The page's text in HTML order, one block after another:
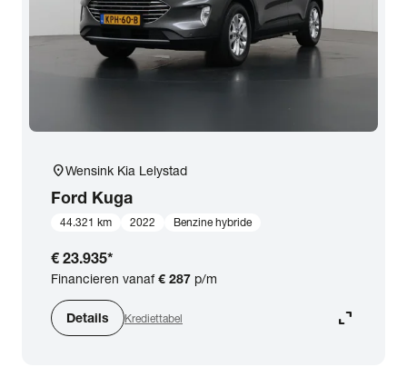
location_onWensink Kia Lelystad
Ford Kuga
44.321 km 2022 Benzine hybride
€ 23.935*
Financieren vanaf€ 287 p/m
Details Krediettabel expand_content